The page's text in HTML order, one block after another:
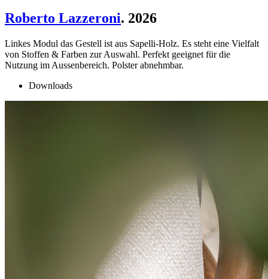
Roberto Lazzeroni. 2026
Linkes Modul das Gestell ist aus Sapelli-Holz. Es steht eine Vielfalt
von Stoffen & Farben zur Auswahl. Perfekt geeignet für die
Nutzung im Aussenbereich. Polster abnehmbar.
Downloads